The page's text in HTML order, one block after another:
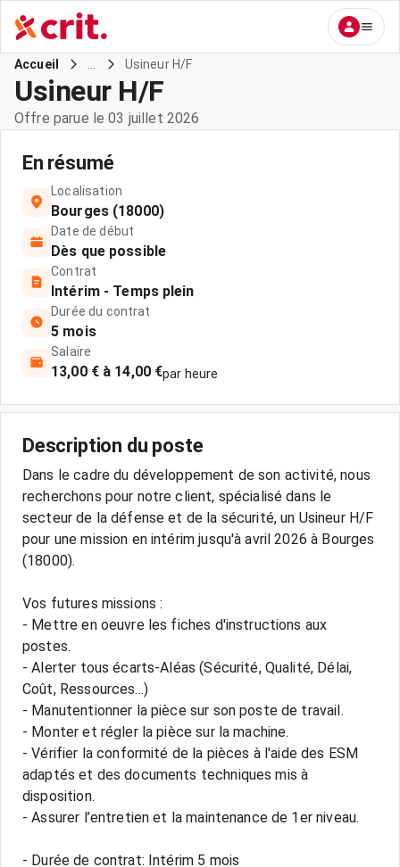
Accueil Usineur H/F
Usineur H/F
Offre parue le 03 juillet 2026
En résumé
Localisation
Bourges (18000)
Date de début
Dès que possible
Contrat
Intérim - Temps plein
Durée du contrat
5 mois
Salaire
13,00 € à 14,00 €par heure
Description du poste
Dans le cadre du développement de son activité, nous
recherchons pour notre client, spécialisé dans le
secteur de la défense et de la sécurité, un Usineur H/F
pour une mission en intérim jusqu'à avril 2026 à Bourges
(18000).
Vos futures missions :
- Mettre en oeuvre les fiches d'instructions aux
postes.
- Alerter tous écarts-Aléas (Sécurité, Qualité, Délai,
Coût, Ressources...)
- Manutentionner la pièce sur son poste de travail.
- Monter et régler la pièce sur la machine.
- Vérifier la conformité de la pièces à l'aide des ESM
adaptés et des documents techniques mis à
disposition.
- Assurer l’entretien et la maintenance de 1er niveau.
- Durée de contrat: Intérim 5 mois